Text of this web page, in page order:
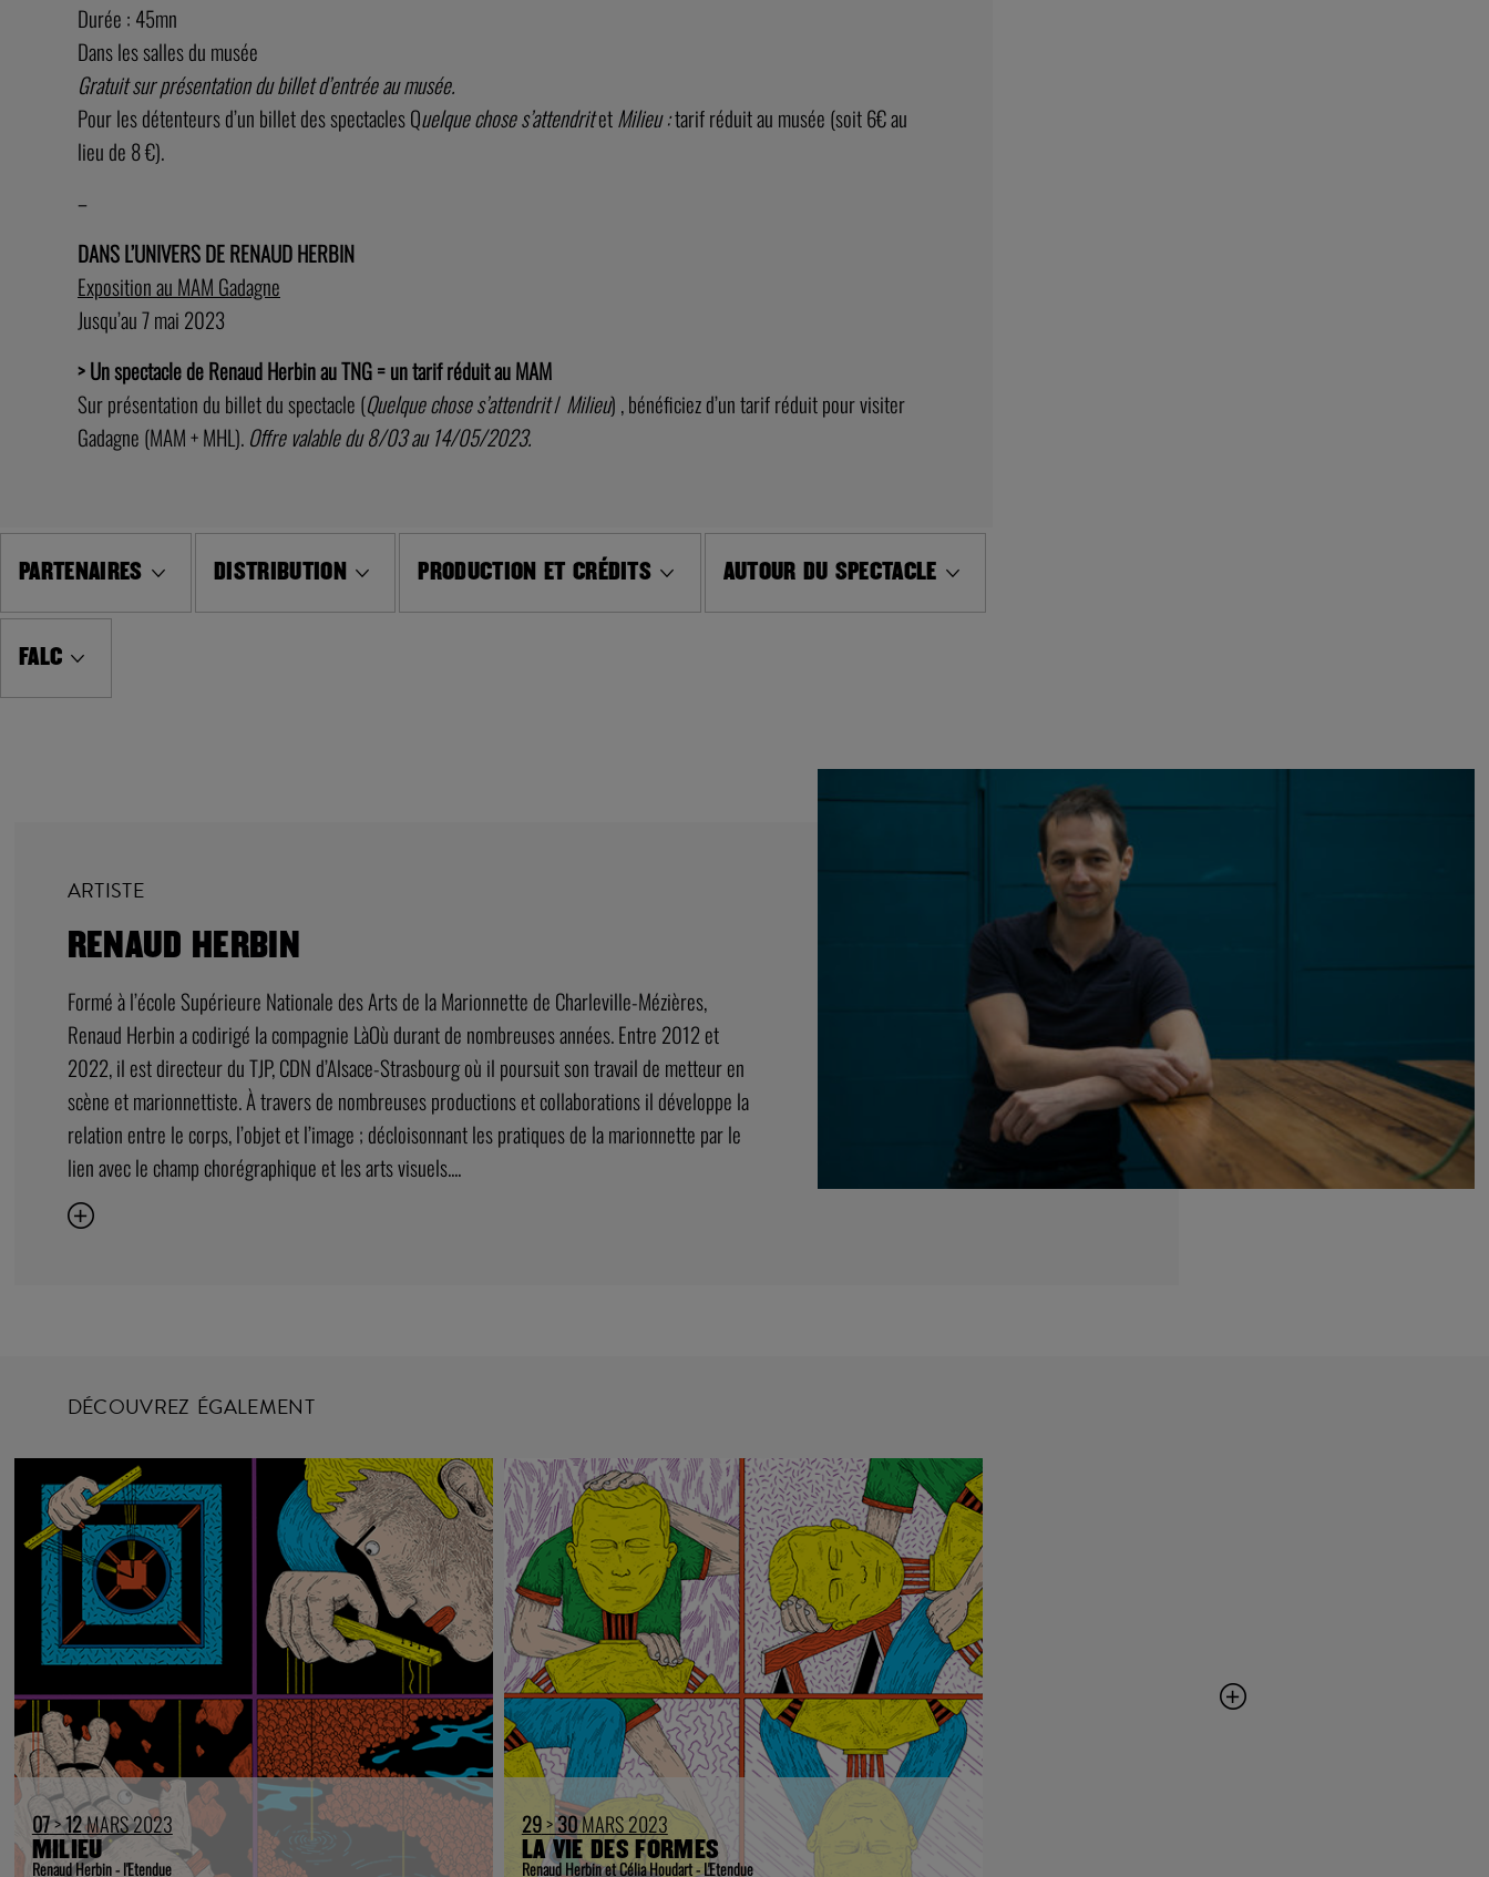
Durée : 45mn
Dans les salles du musée
Gratuit sur présentation du billet d’entrée au musée.
Pour les détenteurs d’un billet des spectacles Quelque chose s’attendritetMilieu :tarif réduit au musée (soit 6€ au
lieu de 8 €).
–
DANS L’UNIVERS DE RENAUD HERBIN
Exposition au MAM Gadagne
Jusqu’au 7 mai 2023
> Un spectacle de Renaud Herbin au TNG = un tarif réduit au MAM
Sur présentation du billet du spectacle (Quelque chose s’attendrit/ Milieu) , bénéficiez d’un tarif réduit pour visiter
Gadagne (MAM + MHL). Offre valable du 8/03 au 14/05/2023.
PARTENAIRES DISTRIBUTION PRODUCTION ET CRÉDITS AUTOUR DU SPECTACLE
FALC
ARTISTE
RENAUD HERBIN
Formé à l’école Supérieure Nationale des Arts de la Marionnette de Charleville-Mézières,
Renaud Herbin a codirigé la compagnie LàOù durant de nombreuses années. Entre 2012 et
2022, il est directeur du TJP, CDN d’Alsace-Strasbourg où il poursuit son travail de metteur en
scène et marionnettiste. À travers de nombreuses productions et collaborations il développe la
relation entre le corps, l’objet et l’image ; décloisonnant les pratiques de la marionnette par le
lien avec le champ chorégraphique et les arts visuels....
DÉCOUVREZ ÉGALEMENT
07>12MARS 2023
MILIEU
Renaud Herbin - l'Etendue
29>30MARS 2023
LA VIE DES FORMES
Renaud Herbin et Célia Houdart - L'Etendue